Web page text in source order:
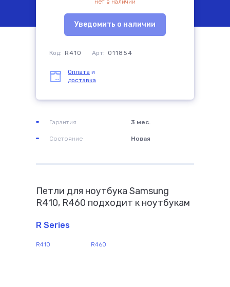
комплектующие
нет в наличии
Уведомить о наличии
Код: R410 Арт: 011854
Оплата и
доставка
Гарантия 3 мес.
Состояние Новая
Петли для ноутбука Samsung
R410, R460 подходит к ноутбукам
R Series
R410 R460